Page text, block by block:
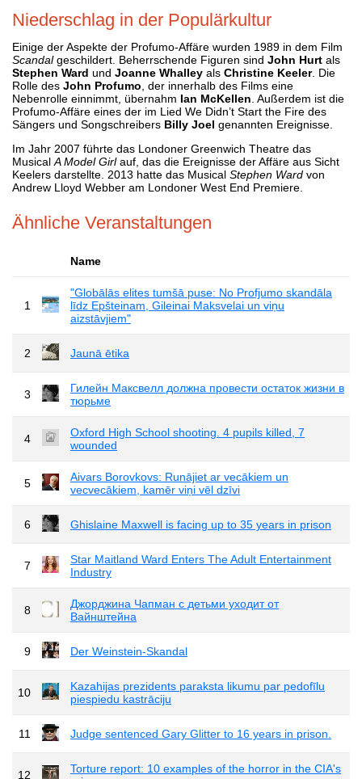
Niederschlag in der Populärkultur
Einige der Aspekte der Profumo-Affäre wurden 1989 in dem Film
Scandalgeschildert. Beherrschende Figuren sind John Hurt als
Stephen Ward und Joanne Whalley als Christine Keeler. Die
Rolle des John Profumo , der innerhalb des Films eine
Nebenrolle einnimmt, übernahm Ian McKellen . Außerdem ist die
Profumo-Affäre eines der im Lied We Didn’t Start the Fire des
Sängers und Songschreibers Billy Joel genannten Ereignisse.
Im Jahr 2007 führte das Londoner Greenwich Theatre das
Musical A Model Girlauf, das die Ereignisse der Affäre aus Sicht
Keelers darstellte. 2013 hatte das Musical Stephen Ward von
Andrew Lloyd Webber am Londoner West End Premiere.
Ähnliche Veranstaltungen
Name
1
"Globālās elites tumšā puse: No Profjumo skandāla
līdz Epšteinam, Gileinai Maksvelai un viņu
aizstāvjiem"
2 Jaunā ētika
3
Гилейн Максвелл должна провести остаток жизни в
тюрьме
4
Oxford High School shooting. 4 pupils killed, 7
wounded
5
Aivars Borovkovs: Runājiet ar vecākiem un
vecvecākiem, kamēr viņi vēl dzīvi
6 Ghislaine Maxwell is facing up to 35 years in prison
7
Star Maitland Ward Enters The Adult Entertainment
Industry
8
Джорджина Чапман с детьми уходит от
Вайнштейна
9 Der Weinstein-Skandal
10
Kazahijas prezidents paraksta likumu par pedofīlu
piespiedu kastrāciju
11 Judge sentenced Gary Glitter to 16 years in prison.
12
Torture report: 10 examples of the horror in the CIA's